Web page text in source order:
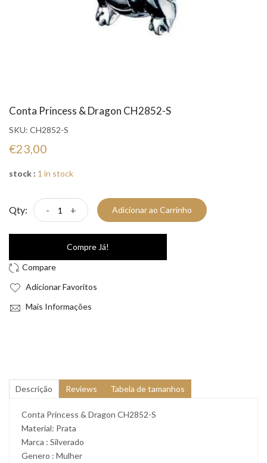
Conta Princess & Dragon CH2852-S
SKU: CH2852-S
€23,00
stock : 1 in stock
Qty: - + Adicionar ao Carrinho
Compre Já!
Adicionar Favoritos
Mais Informações
Descrição Reviews Tabela de tamanhos
Conta Princess & Dragon CH2852-S
Material: Prata
Marca : Silverado
Genero : Mulher